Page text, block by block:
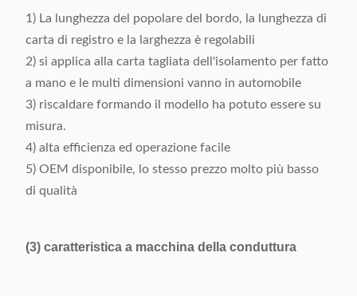
1) La lunghezza del popolare del bordo, la lunghezza di
carta di registro e la larghezza è regolabili
2) si applica alla carta tagliata dell'isolamento per fatto
a mano e le multi dimensioni vanno in automobile
3) riscaldare formando il modello ha potuto essere su
misura.
4) alta efficienza ed operazione facile
5) OEM disponibile, lo stesso prezzo molto più basso
di qualità
(3) caratteristica a macchina della conduttura